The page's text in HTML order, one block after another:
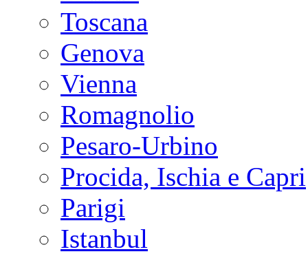
Toscana
Genova
Vienna
Romagnolio
Pesaro-Urbino
Procida, Ischia e Capri
Parigi
Istanbul